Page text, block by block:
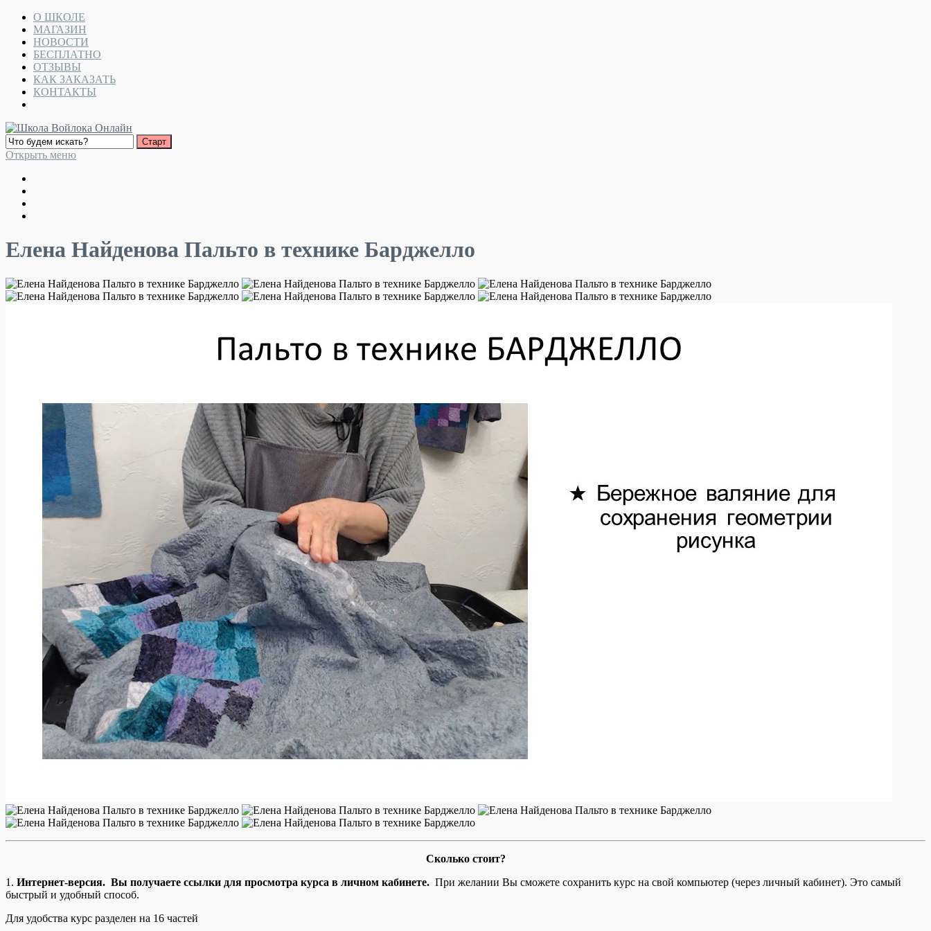
О ШКОЛЕ
МАГАЗИН
НОВОСТИ
БЕСПЛАТНО
ОТЗЫВЫ
КАК ЗАКАЗАТЬ
КОНТАКТЫ
Открыть меню
Елена Найденова Пальто в технике Барджелло
Сколько стоит?
1. Интернет-версия. Вы получаете ссылки для просмотра курса в личном кабинете. При желании Вы сможете сохранить курс на свой компьютер (через личный кабинет). Это самый
быстрый и удобный способ.
Для удобства курс разделен на 16 частей